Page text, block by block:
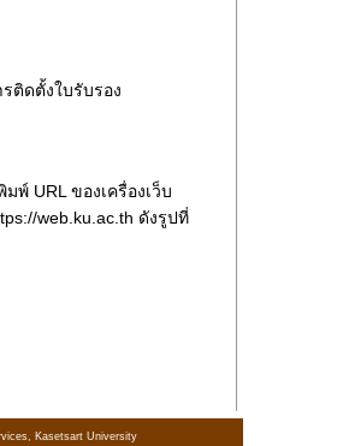
ติดตั้งใบรับรอง
พ์ URL ของเครื่องเว็บ
web.ku.ac.th ดังรูปที่
Kasetsart University